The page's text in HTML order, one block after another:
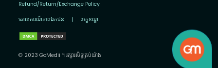
Refund/Return/Exchange Policy
គោលការណ៍​ភាព​ឯកជន | លក្ខខណ្ឌ
© 2023 GoMedii ។ រក្សា​រ​សិទ្ធ​គ្រប់យ៉ាង